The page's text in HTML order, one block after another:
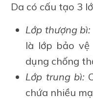
Da có cấu tạo 3
Lớp thượng bì:
là lớp bảo
dụng chống
Lớp trung bì:
chứa nhiều